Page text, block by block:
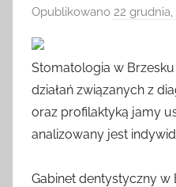
Opublikowano 22 grudnia,
Stomatologia w
działań związanych z
oraz profilaktyką jamy
analizowany jest
Gabinet dentystyczny w